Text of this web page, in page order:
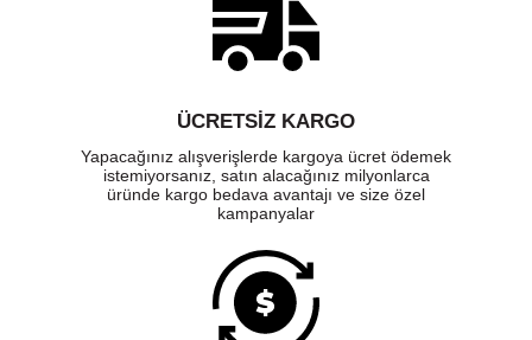
ÜCRETSIZ KARGO
Yapacağınız alışverişlerde kargoya ücret ödemek
istemiyorsanız, satın alacağınız milyonlarca
üründe kargo bedava avantajı ve size özel
kampanyalar